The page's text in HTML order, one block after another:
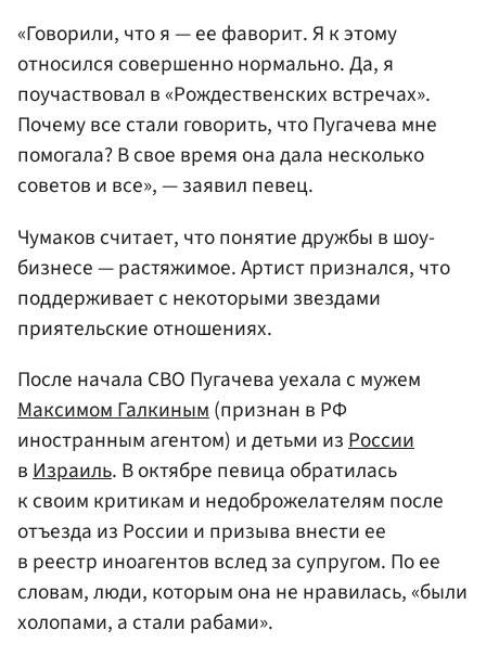
«Говорили, что я — ее фаворит. Я к этому
относился совершенно нормально. Да, я
поучаствовал в «Рождественских встречах».
Почему все стали говорить, что Пугачева мне
помогала? В свое время она дала несколько
советов и все», — заявил певец.
Чумаков считает, что понятие дружбы в шоу-
бизнесе — растяжимое. Артист признался, что
поддерживает с некоторыми звездами
приятельские отношениях.
После начала СВО Пугачева уехала с мужем
Максимом Галкиным(признан в РФ
иностранным агентом) и детьми изРоссии
вИзраиль. В октябре певица обратилась
к своим критикам и недоброжелателям после
отъезда из России и призыва внести ее
в реестр иноагентов вслед за супругом. По ее
словам, люди, которым она не нравилась, «были
холопами, а стали рабами».